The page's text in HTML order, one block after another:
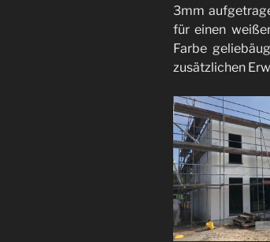
3mm
für einen
Farbe
zusätzlichen